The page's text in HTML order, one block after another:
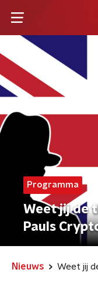
Programma
Weet jij de
Pauls
Nieuws